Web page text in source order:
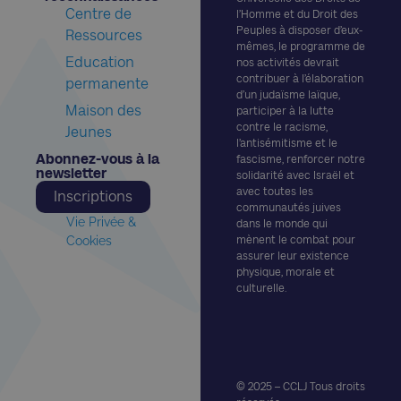
l’Homme et du Droit des
Peuples à disposer d’eux-
mêmes, le programme de
nos activités devrait
contribuer à l’élaboration
d’un judaïsme laïque,
participer à la lutte
contre le racisme,
l’antisémitisme et le
fascisme, renforcer notre
solidarité avec Israël et
avec toutes les
communautés juives
dans le monde qui
mènent le combat pour
assurer leur existence
physique, morale et
culturelle.
© 2025 – CCLJ Tous droits
Centre de
Ressources
Education
permanente
Maison des
Jeunes
Abonnez-vous à la
newsletter​
Inscriptions
Vie Privée &
Cookies